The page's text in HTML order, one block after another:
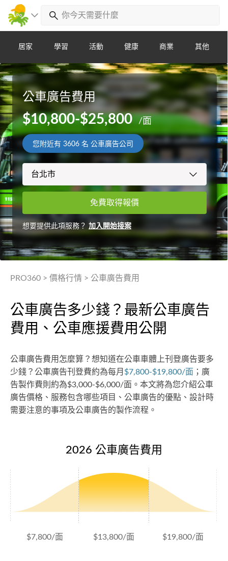
居家 學習 活動 健康 商業 其他
公車廣告費用
$10,800-$25,800 /面
您附近有3606 名 公車廣告公司
免費取得報價
想要提供此項服務？加入開始接案
PRO360 > 價格行情 > 公車廣告費用
公車廣告多少錢？最新公車廣告
費用、公車應援費用公開
公車廣告費用怎麼算？想知道在公車車體上刊登廣告要多
少錢？公車廣告刊登費約為每月 $7,800-$19,800/面 ；廣
告製作費則約為$3,000-$6,000/面。本文將為您介紹公車
廣告價格、服務包含哪些項目、公車廣告的優點、設計時
需要注意的事項及公車廣告的製作流程。
2026 公車廣告費用
$7,800/面 $13,800/面 $19,800/面